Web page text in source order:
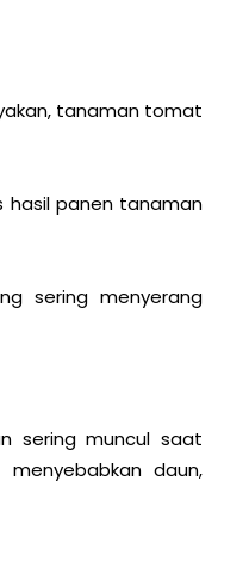
tanaman tomat
hasil panen tanaman
sering menyerang
sering muncul saat
daun,